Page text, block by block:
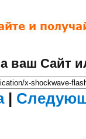
ваш Сайт
|